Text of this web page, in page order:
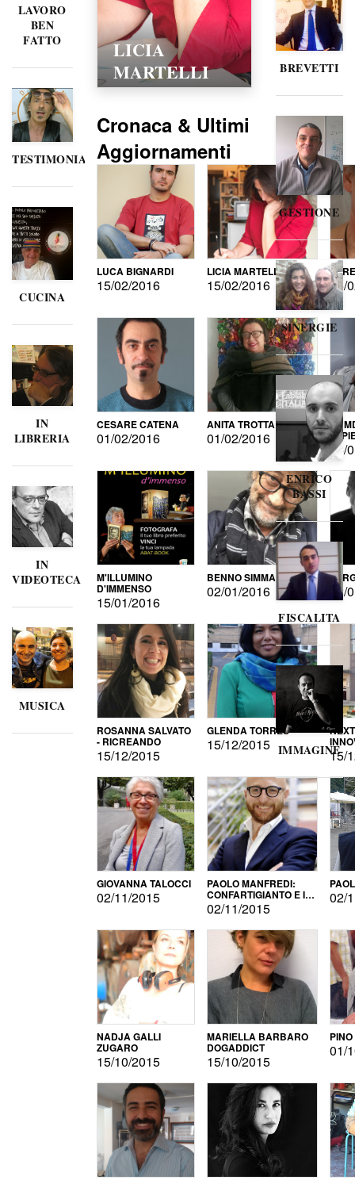
LAVORO
BEN
FATTO
TESTIMONIANZE
CUCINA
IN
LIBRERIA
IN
VIDEOTECA
MUSICA
LICIA
MARTELLI
Cronaca & Ultimi
Aggiornamenti
LUCA BIGNARDI
15/02/2016
LICIA MARTELLI
15/02/2016 15/
CESARE CATENA
01/02/2016
ANITA TROTTA
01/02/2016 DI
15/
M'ILLUMINO
D'IMMENSO
15/01/2016
BENNO SIMMA
02/01/2016
ROSANNA SALVATO
- RICREANDO
15/12/2015
GLENDA TORRES
15/12/2015
15/
GIOVANNA TALOCCI
02/11/2015
PAOLO MANFREDI:
CONFARTIGIANTO E IL
SONDAGGIO
02/11/2015
02/
NADJA GALLI
ZUGARO
15/10/2015
MARIELLA BARBARO
DOGADDICT
15/10/2015
01/
BREVETTI
GESTIONE
SINERGIE
ENRICO
BASSI
FISCALITA
IMMAGINE